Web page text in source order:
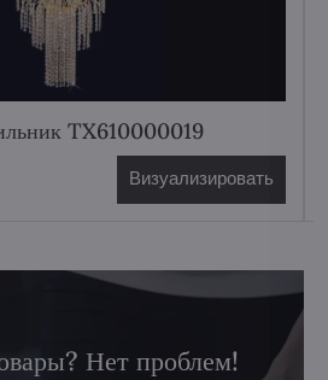
TX610000019
Визуализировать
Нет проблем!